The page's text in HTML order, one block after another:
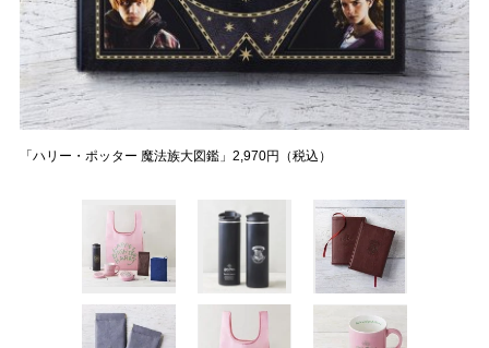
「ハリー・ポッター 魔法族大図鑑」2,970円（税込）